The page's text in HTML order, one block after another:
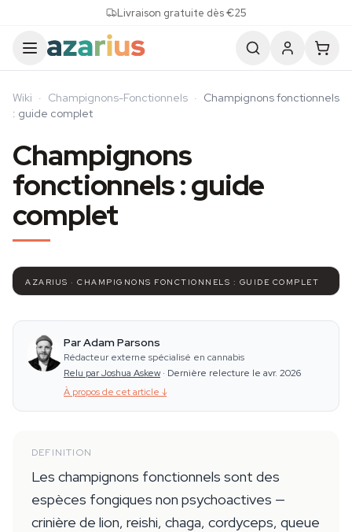
Livraison gratuite dès €25
Wiki · Champignons-Fonctionnels · Champignons fonctionnels
: guide complet
Champignons
fonctionnels : guide
complet
AZARIUS · CHAMPIGNONS FONCTIONNELS : GUIDE COMPLET
Par Adam Parsons
Rédacteur externe spécialisé en cannabis
Relu par Joshua Askew · Dernière relecture le avr. 2026
À propos de cet article ↓
DEFINITION
Les champignons fonctionnels sont des
espèces fongiques non psychoactives —
crinière de lion, reishi, chaga, cordyceps, queue